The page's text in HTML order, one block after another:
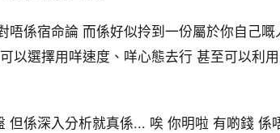
唔係宿命論 而係好似拎到一份屬於你自己
以選擇用咩速度、咩心態去行 甚至可以利用
但係深入分析就真係... 唉 你明啦 有啲錢